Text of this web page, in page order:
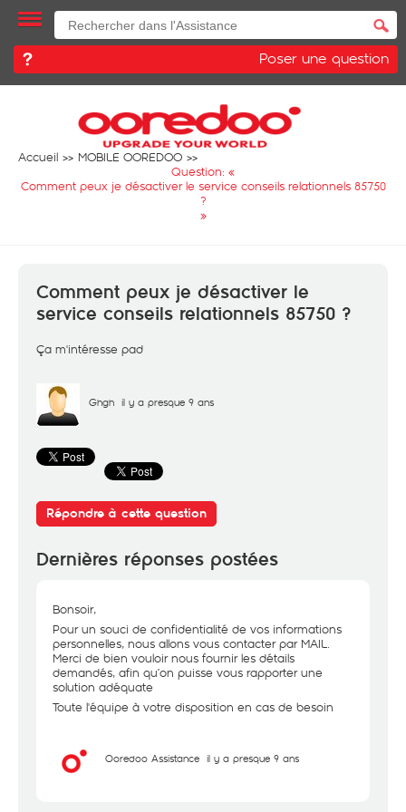
Poser une question
Accueil
MOBILE OOREDOO
Question: «
Comment peux je désactiver le service conseils relationnels 85750
?
»
Comment peux je désactiver le
service conseils relationnels 85750 ?
Ça m'intéresse pad
Ghgh il y a presque 9 ans
Répondre à cette question
Dernières réponses postées
Bonsoir,
Pour un souci de confidentialité de vos informations
personnelles, nous allons vous contacter par MAIL.
Merci de bien vouloir nous fournir les détails
demandés, afin qu’on puisse vous rapporter une
solution adéquate
Toute l'équipe à votre disposition en cas de besoin
Ooredoo Assistance il y a presque 9 ans